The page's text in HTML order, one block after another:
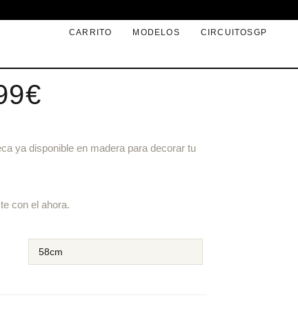
CARRITO MODELOS CIRCUITOSGP
Seca
€
ya disponible en madera para decorar tu
con el ahora.